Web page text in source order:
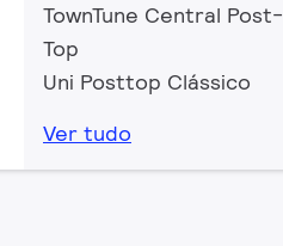
TownTune Central Post-
Top
Uni Posttop Clássico
Ver tudo